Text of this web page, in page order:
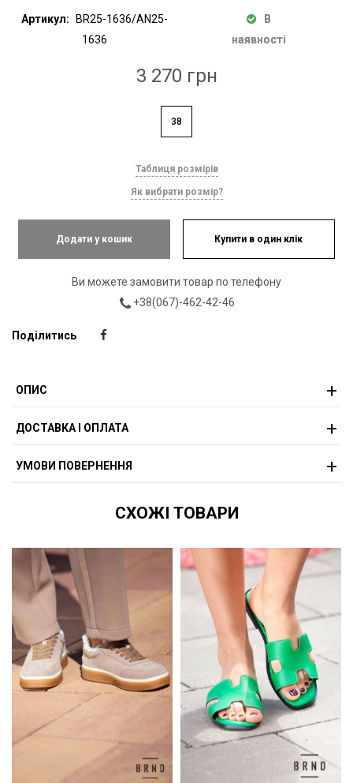
Артикул:
BR25-1636/AN25-
1636
В
наявності
3 270 грн
38
Таблиця розмірів
Як вибрати розмір?
Додати у кошик Купити в один клік
Ви можете замовити товар по телефону
+38(067)-462-42-46
Поділитись
ОПИС
ДОСТАВКА І ОПЛАТА
УМОВИ ПОВЕРНЕННЯ
СХОЖІ ТОВАРИ